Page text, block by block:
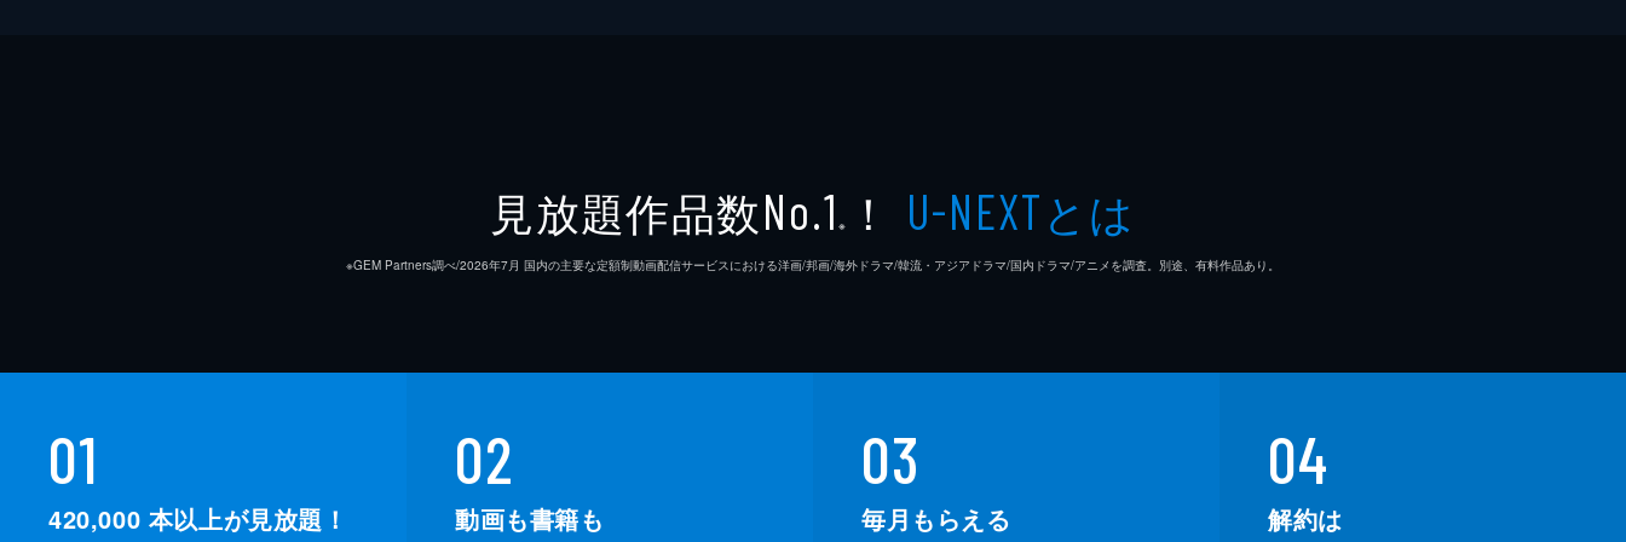
見放題作品数No.1 ※ ！ U-NEXTとは
※GEM Partners調べ/2026年7⽉ 国内の主要な定額制動画配信サービスにおける洋画/邦画/海外ドラマ/韓流・アジアドラマ/国内ドラマ/アニメを調査。別途、有料作品あり。
01
420,000 本以上が見放題！
02
動画も書籍も
03
毎月もらえる
04
解約は